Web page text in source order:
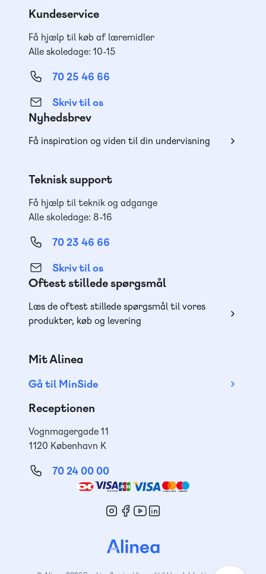
Kundeservice
Få hjælp til køb af læremidler
Alle skoledage: 10-15
70 25 46 66
Skriv til os
Nyhedsbrev
Få inspiration og viden til din undervisning
Teknisk support
Få hjælp til teknik og adgange
Alle skoledage: 8-16
70 23 46 66
Skriv til os
Oftest stillede spørgsmål
Læs de oftest stillede spørgsmål til vores
produkter, køb og levering
Mit Alinea
Gå til MinSide
Receptionen
Vognmagergade 11
1120 København K
70 24 00 00